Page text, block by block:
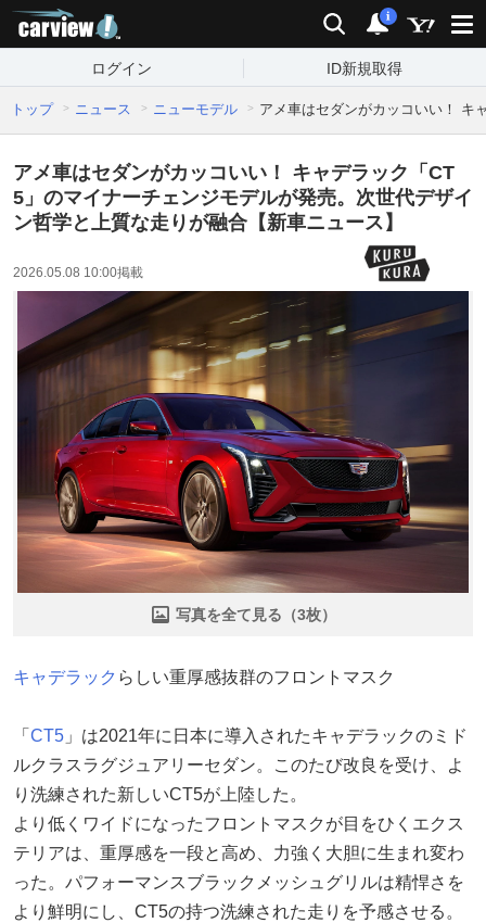
検索 通知
i
ログイン ID新規取得
トップ ニュース ニューモデル アメ車はセダンがカッコいい！ キ
アメ車はセダンがカッコいい！ キャデラック「CT
5」のマイナーチェンジモデルが発売。次世代デザイ
ン哲学と上質な走りが融合【新車ニュース】
2026.05.08 10:00掲載
写真を全て見る（3枚）
キャデラック らしい重厚感抜群のフロントマスク
「 CT5 」は2021年に日本に導入されたキャデラックのミド
ルクラスラグジュアリーセダン。このたび改良を受け、よ
り洗練された新しいCT5が上陸した。
より低くワイドになったフロントマスクが目をひくエクス
テリアは、重厚感を一段と高め、力強く大胆に生まれ変わ
った。パフォーマンスブラックメッシュグリルは精悍さを
より鮮明にし、CT5の持つ洗練された走りを予感させる。